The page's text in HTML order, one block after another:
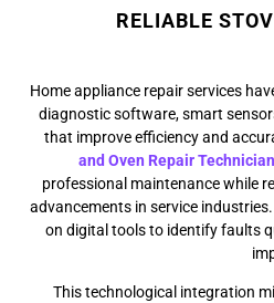
RELIABLE
Home appliance repair services
diagnostic software, smart
that improve efficiency and
and Oven Repair
professional maintenance while
advancements in service
on digital tools to identify faults
This technological integration